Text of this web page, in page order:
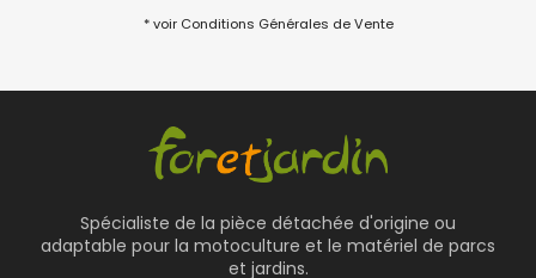
* voir Conditions Générales de Vente
Spécialiste de la pièce détachée d'origine ou
adaptable pour la motoculture et le matériel de parcs
et jardins.